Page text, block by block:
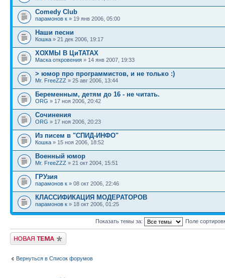
Comedy Club
парамонов к » 19 янв 2006, 05:00
Наши песни
Кошка » 21 дек 2006, 19:17
ХОХМЫ В ЦиТАТАХ
Маска откровения » 14 янв 2007, 19:33
> юмор про программистов, и не только :)
Mr. FreeZZZ » 25 авг 2006, 13:44
Беременным, детям до 16 - не читать.
ORG » 17 ноя 2006, 20:42
Сочинения
ORG » 17 ноя 2006, 20:23
Из писем в "СПИД-ИНФО"
Кошка » 15 ноя 2006, 18:52
Военный юмор
Mr. FreeZZZ » 21 окт 2004, 15:51
ГРУзия
парамонов к » 08 окт 2006, 22:46
КЛАССИФИКАЦИЯ МОДЕРАТОРОВ
парамонов к » 18 окт 2006, 01:25
Показать темы за: Поле
Новая тема
Вернуться в Список форумов